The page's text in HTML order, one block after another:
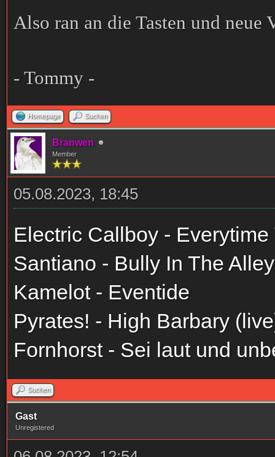
Also ran an die Tasten und neue
- Tommy -
Homepage Suchen
Branwen
Member
05.08.2023, 18:45
Electric Callboy - Everytime
Santiano - Bully In The Alley
Kamelot - Eventide
Pyrates! - High Barbary
Fornhorst - Sei laut und
Suchen
Gast
Unregistered